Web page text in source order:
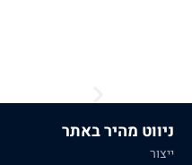
ניווט מהיר באתר
ייצור